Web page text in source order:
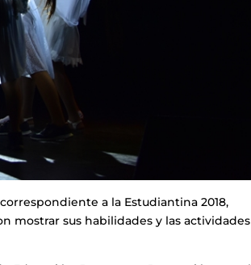
a la Estudiantina 2018,
mostrar sus habilidades y las actividades